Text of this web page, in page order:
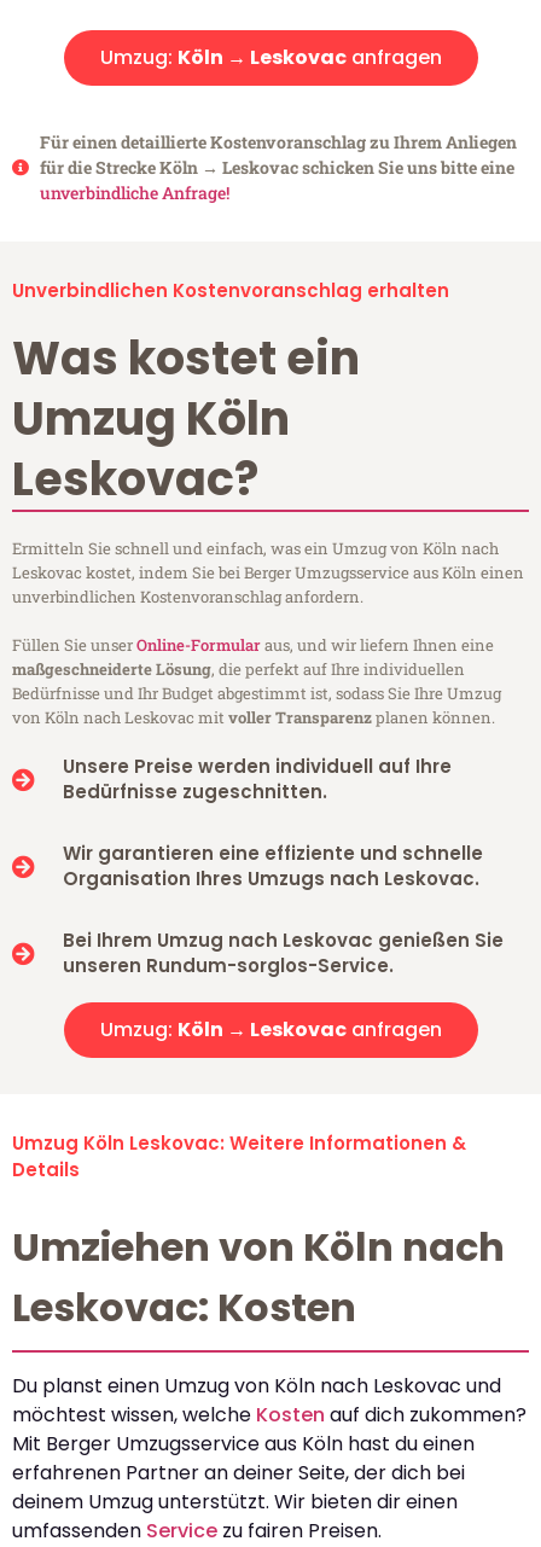
Umzug: Köln → Leskovacanfragen
Für einen detaillierte Kostenvoranschlag zu Ihrem Anliegen
für die Strecke Köln → Leskovac schicken Sie uns bitte eine
unverbindliche Anfrage!
Unverbindlichen Kostenvoranschlag erhalten
Was kostet ein
Umzug Köln
Leskovac?
Ermitteln Sie schnell und einfach, was ein Umzug von Köln nach
Leskovac kostet, indem Sie bei Berger Umzugsservice aus Köln einen
unverbindlichen Kostenvoranschlag anfordern.
Füllen Sie unserOnline-Formularaus, und wir liefern Ihnen eine
maßgeschneiderte Lösung, die perfekt auf Ihre individuellen
Bedürfnisse und Ihr Budget abgestimmt ist, sodass Sie Ihre Umzug
von Köln nach Leskovac mitvoller Transparenzplanen können.
Unsere Preise werden individuell auf Ihre
Bedürfnisse zugeschnitten.
Wir garantieren eine effiziente und schnelle
Organisation Ihres Umzugs nach Leskovac.
Bei Ihrem Umzug nach Leskovac genießen Sie
unseren Rundum-sorglos-Service.
Umzug: Köln → Leskovacanfragen
Umzug Köln Leskovac: Weitere Informationen &
Details
Umziehen von Köln nach
Leskovac: Kosten
Du planst einen Umzug von Köln nach Leskovac und
möchtest wissen, welche Kosten auf dich zukommen?
Mit Berger Umzugsservice aus Köln hast du einen
erfahrenen Partner an deiner Seite, der dich bei
deinem Umzug unterstützt. Wir bieten dir einen
umfassenden Service zu fairen Preisen.